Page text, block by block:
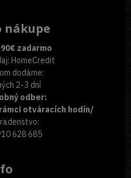
nákupe
zadarmo
HomeCredit
dodáme:
2-3 dní
odber:
otváracích hodín/
628 685